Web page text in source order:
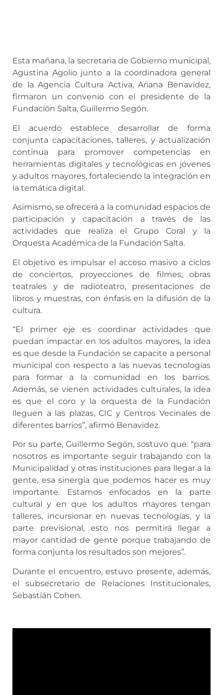
Esta mañana, la secretaria de Gobierno municipal,
Agustina Agolio junto a la coordinadora general
de la Agencia Cultura Activa, Ariana Benavidez,
firmaron un convenio con el presidente de la
Fundación Salta, Guillermo Segón.
El acuerdo establece desarrollar de forma
conjunta capacitaciones, talleres, y actualización
continua para promover competencias en
herramientas digitales y tecnológicas en jóvenes
y adultos mayores, fortaleciendo la integración en
la temática digital.
Asimismo, se ofrecerá a la comunidad espacios de
participación y capacitación a través de las
actividades que realiza el Grupo Coral y la
Orquesta Académica de la Fundación Salta.
El objetivo es impulsar el acceso masivo a ciclos
de conciertos, proyecciones de filmes, obras
teatrales y de radioteatro, presentaciones de
libros y muestras, con énfasis en la difusión de la
cultura.
“El primer eje es coordinar actividades que
puedan impactar en los adultos mayores, la idea
es que desde la Fundación se capacite a personal
municipal con respecto a las nuevas tecnologías
para formar a la comunidad en los barrios.
Además, se vienen actividades culturales, la idea
es que el coro y la orquesta de la Fundación
lleguen a las plazas, CIC y Centros Vecinales de
diferentes barrios”, afirmó Benavidez.
Por su parte, Guillermo Segón, sostuvo que: “para
nosotros es importante seguir trabajando con la
Municipalidad y otras instituciones para llegar a la
gente, esa sinergia que podemos hacer es muy
importante. Estamos enfocados en la parte
cultural y en que los adultos mayores tengan
talleres, incursionar en nuevas tecnologías, y la
parte previsional, esto nos permitirá llegar a
mayor cantidad de gente porque trabajando de
forma conjunta los resultados son mejores”.
Durante el encuentro, estuvo presente, además,
el subsecretario de Relaciones Institucionales,
Sebastián Cohen.